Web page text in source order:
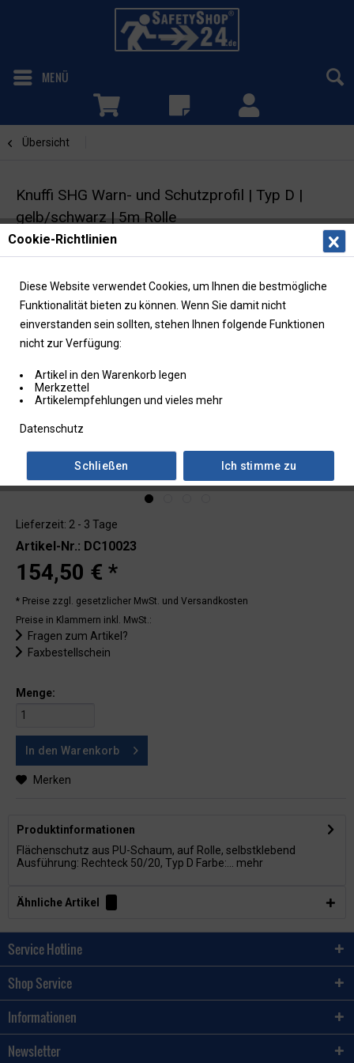
MENÜ
Übersicht
Knuffi SHG Warn- und Schutzprofil | Typ D |
gelb/schwarz | 5m Rolle
Lieferzeit: 2 - 3 Tage
Artikel-Nr.: DC10023
154,50 € *
* Preise zzgl. gesetzlicher MwSt. und Versandkosten
Preise in Klammern inkl. MwSt.:
Fragen zum Artikel?
Faxbestellschein
Menge:
In den Warenkorb
Merken
Produktinformationen
Flächenschutz aus PU-Schaum, auf Rolle, selbstklebend
Ausführung: Rechteck 50/20, Typ D Farbe:...
mehr
Ähnliche Artikel
Service Hotline
Shop Service
Informationen
Newsletter
Cookie-Richtlinien
Diese Website verwendet Cookies, um Ihnen die bestmögliche
Funktionalität bieten zu können. Wenn Sie damit nicht
einverstanden sein sollten, stehen Ihnen folgende Funktionen
nicht zur Verfügung:
Artikel in den Warenkorb legen
Merkzettel
Artikelempfehlungen und vieles mehr
Datenschutz
Ich stimme zu
Schließen